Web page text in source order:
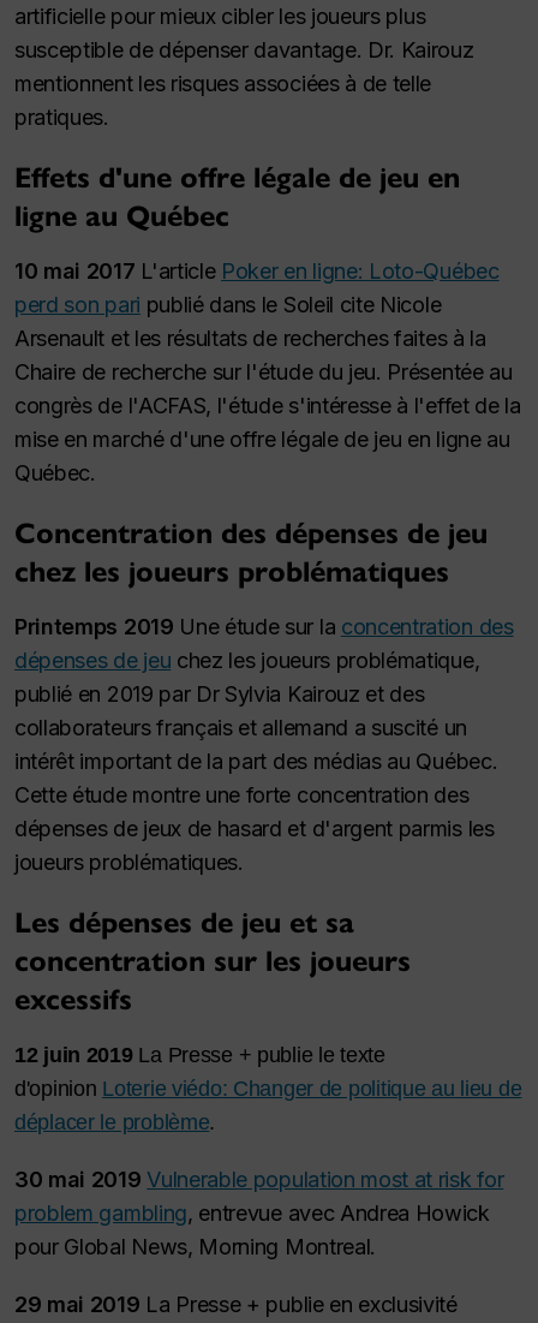
artificielle pour mieux cibler les joueurs plus
susceptible de dépenser davantage. Dr. Kairouz
mentionnent les risques associées à de telle
pratiques.
Effets d'une offre légale de jeu en
ligne au Québec
10 mai 2017 L'article Poker en ligne: Loto-Québec
perd son pari publié dans le Soleil cite Nicole
Arsenault et les résultats de recherches faites à la
Chaire de recherche sur l'étude du jeu. Présentée au
congrès de l'ACFAS, l'étude s'intéresse à l'effet de la
mise en marché d'une offre légale de jeu en ligne au
Québec.
Concentration des dépenses de jeu
chez les joueurs problématiques
Printemps 2019 Une étude sur la concentration des
dépenses de jeu chez les joueurs problématique,
publié en 2019 par Dr Sylvia Kairouz et des
collaborateurs français et allemand a suscité un
intérêt important de la part des médias au Québec.
Cette étude montre une forte concentration des
dépenses de jeux de hasard et d'argent parmis les
joueurs problématiques.
Les dépenses de jeu et sa
concentration sur les joueurs
excessifs
12 juin 2019 La Presse + publie le texte
d'opinion Loterie viédo: Changer de politique au lieu de
déplacer le problème.
30 mai 2019Vulnerable population most at risk for
problem gambling, entrevue avec Andrea Howick
pour Global News, Morning Montreal.
29 mai 2019 La Presse + publie en exclusivité